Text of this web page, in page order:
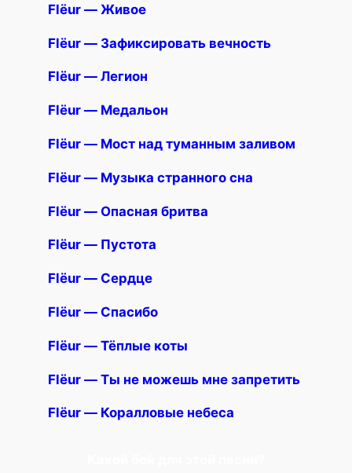
Flёur — Живое
Flёur — Зафиксировать вечность
Flёur — Легион
Flёur — Медальон
Flёur — Мост над туманным заливом
Flёur — Музыка странного сна
Flёur — Опасная бритва
Flёur — Пустота
Flёur — Сердце
Flёur — Спасибо
Flёur — Тёплые коты
Flёur — Ты не можешь мне запретить
Flёur — Коралловые небеса